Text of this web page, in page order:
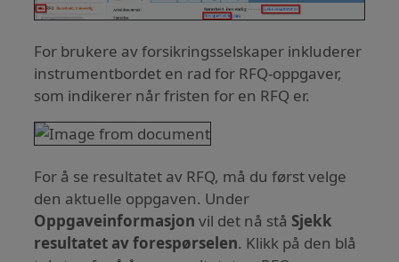
For brukere av forsikringsselskaper inkluderer
instrumentbordet en rad for RFQ-oppgaver,
som indikerer når fristen for en RFQ er.
For å se resultatet av RFQ, må du først velge
den aktuelle oppgaven. Under
Oppgaveinformasjon vil det nå stå Sjekk
resultatet av forespørselen. Klikk på den blå